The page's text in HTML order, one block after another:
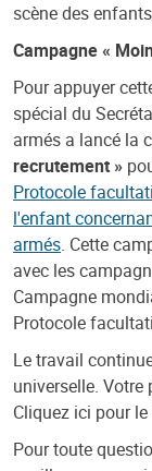
scène des
Campagne «
Pour appuyer
spécial du
armés a lancé la
recrutement »
Protocole
l'enfant
armés. Cette
avec les
Campagne
Protocole
Le travail
universelle.
Cliquez ici pour le
Pour toute